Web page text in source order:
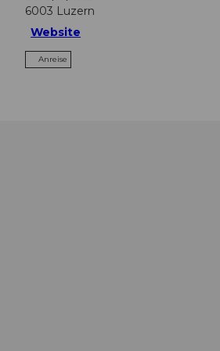
6003 Luzern
Website
Anreise